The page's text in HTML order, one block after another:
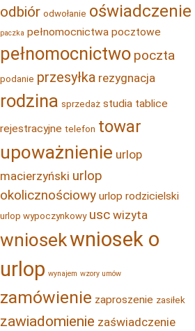
odbiór odwołanie oświadczenie
paczka pełnomocnictwa pocztowe
pełnomocnictwo poczta
podanie przesyłka rezygnacja
rodzina sprzedaż studia tablice
rejestracyjne telefon towar
upoważnienie urlop
macierzyński urlop
okolicznościowy urlop rodzicielski
urlop wypoczynkowy usc wizyta
wniosekwniosek o
urlop wynajem wzory umów
zamówienie zaproszenie zasiłek
zawiadomienie zaświadczenie